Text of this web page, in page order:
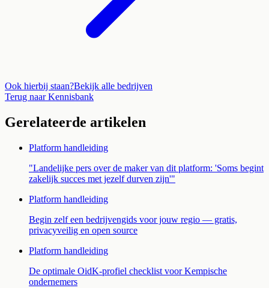
Ook hierbij staan?Bekijk alle bedrijven
Terug naar Kennisbank
Gerelateerde artikelen
Platform handleiding
"Landelijke pers over de maker van dit platform: 'Soms begint
zakelijk succes met jezelf durven zijn'"
Platform handleiding
Begin zelf een bedrijvengids voor jouw regio — gratis,
privacyveilig en open source
Platform handleiding
De optimale OidK-profiel checklist voor Kempische
ondernemers